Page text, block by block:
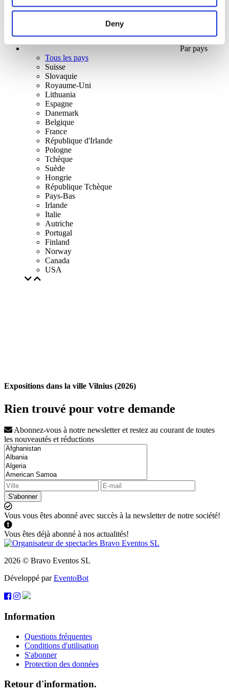
Deny
Par pays
Tous les pays
Suisse
Slovaquie
Royaume-Uni
Lithuania
Espagne
Danemark
Belgique
France
République d'Irlande
Pologne
Tchèque
Suède
Hongrie
République Tchèque
Pays-Bas
Irlande
Italie
Autriche
Portugal
Finland
Norway
Canada
USA
Expositions dans la ville Vilnius (2026)
Rien trouvé pour votre demande
Abonnez-vous à notre newsletter et restez au courant de toutes
les nouveautés et réductions
S'abonner
Vous vous êtes abonné avec succès à la newsletter de notre société!
Vous êtes déjà abonné à nos actualités!
2026 © Bravo Eventos SL
Développé parEventoBot
Information
Questions fréquentes
Conditions d'utilisation
S'abonner
Protection des données
Retour d'information.